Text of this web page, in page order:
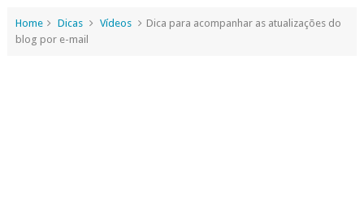
Home Dicas Vídeos
Dica para acompanhar as atualizações do
blog por e-mail